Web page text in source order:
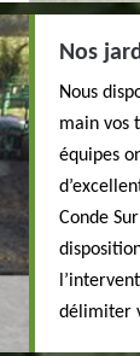
Nos
Nous
main vos
équipes
Conde
délimiter